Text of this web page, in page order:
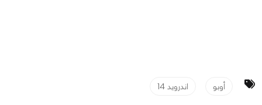
أوبو اندرويد 14